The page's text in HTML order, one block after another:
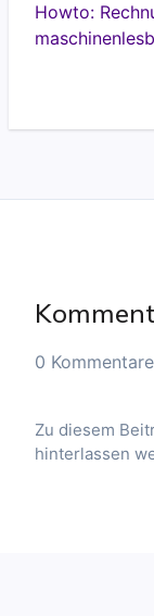
Howto:
0 Kommentare
Zu diesem
hinterlassen